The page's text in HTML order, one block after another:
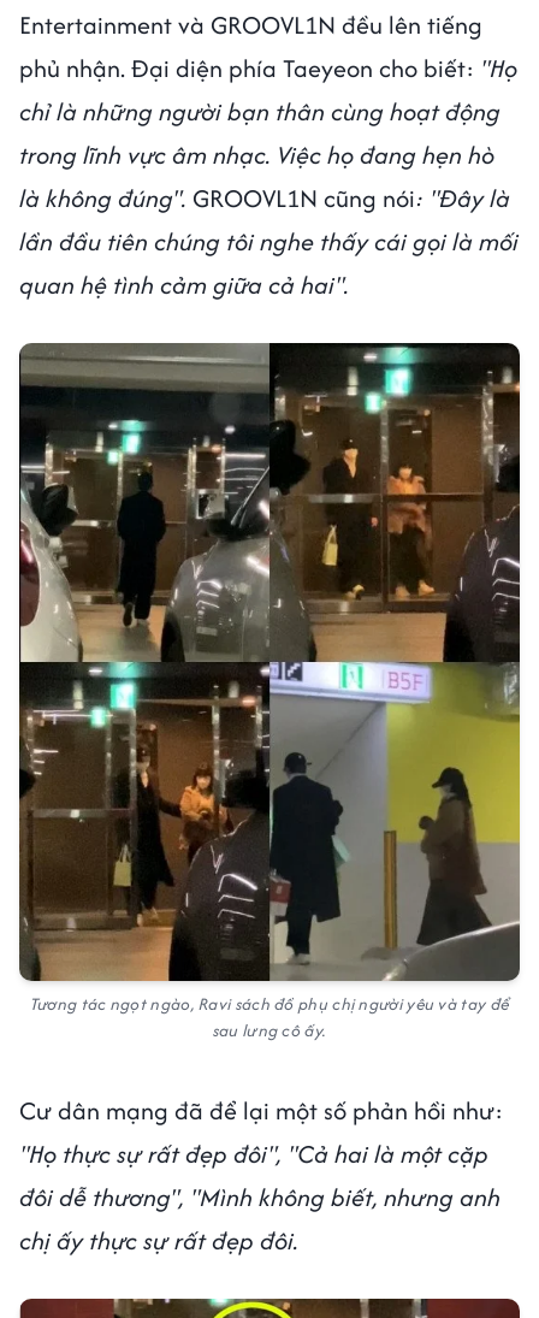
Entertainment và GROOVL1N đều lên tiếng
phủ nhận. Đại diện phía Taeyeon cho biết: "Họ
chỉ là những người bạn thân cùng hoạt động
trong lĩnh vực âm nhạc. Việc họ đang hẹn hò
là không đúng". GROOVL1N cũng nói: "Đây là
lần đầu tiên chúng tôi nghe thấy cái gọi là mối
quan hệ tình cảm giữa cả hai".
Tương tác ngọt ngào, Ravi sách đồ phụ chị người yêu và tay để
sau lưng cô ấy.
Cư dân mạng đã để lại một số phản hồi như:
"Họ thực sự rất đẹp đôi", "Cả hai là một cặp
đôi dễ thương", "Mình không biết, nhưng anh
chị ấy thực sự rất đẹp đôi.